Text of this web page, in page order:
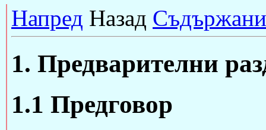
Напред Назад
1. Предварителни
1.1 Предговор